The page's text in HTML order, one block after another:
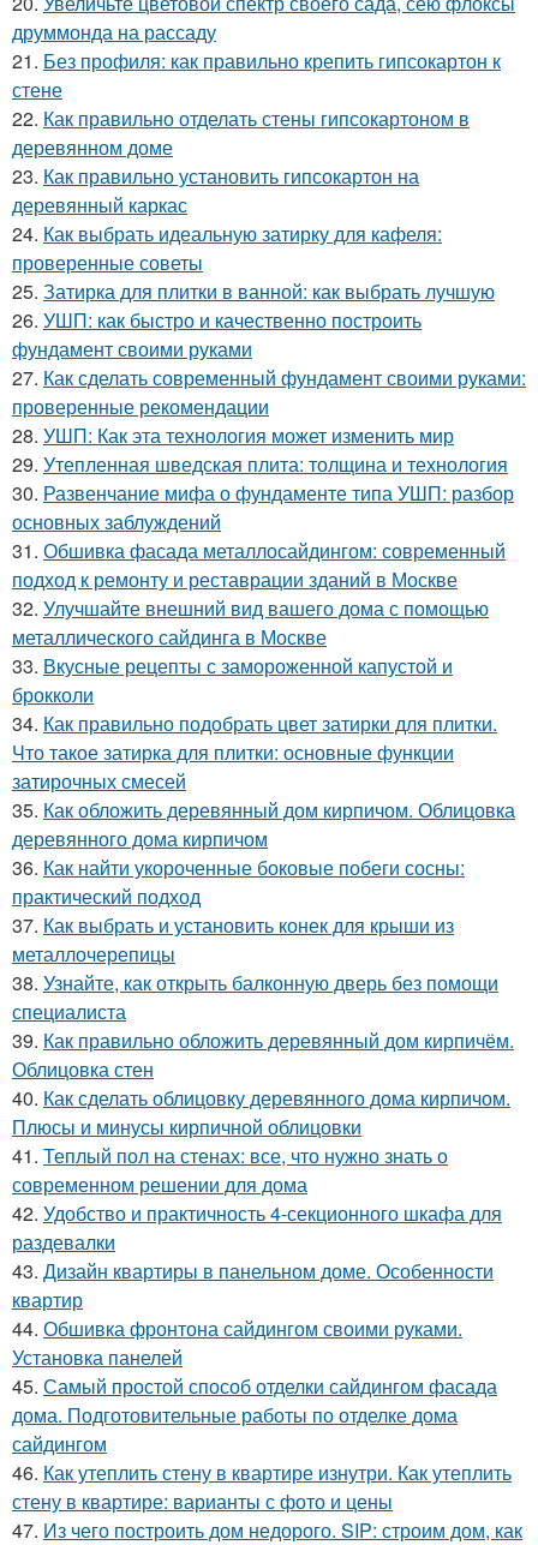
друммонда на рассаду
21. Без профиля: как правильно крепить гипсокартон к
стене
22. Как правильно отделать стены гипсокартоном в
деревянном доме
23. Как правильно установить гипсокартон на
деревянный каркас
24. Как выбрать идеальную затирку для кафеля:
проверенные советы
25. Затирка для плитки в ванной: как выбрать лучшую
26. УШП: как быстро и качественно построить
фундамент своими руками
27. Как сделать современный фундамент своими руками:
проверенные рекомендации
28. УШП: Как эта технология может изменить мир
29. Утепленная шведская плита: толщина и технология
30. Развенчание мифа о фундаменте типа УШП: разбор
основных заблуждений
31. Обшивка фасада металлосайдингом: современный
подход к ремонту и реставрации зданий в Москве
32. Улучшайте внешний вид вашего дома с помощью
металлического сайдинга в Москве
33. Вкусные рецепты с замороженной капустой и
брокколи
34. Как правильно подобрать цвет затирки для плитки.
Что такое затирка для плитки: основные функции
затирочных смесей
35. Как обложить деревянный дом кирпичом. Облицовка
деревянного дома кирпичом
36. Как найти укороченные боковые побеги сосны:
практический подход
37. Как выбрать и установить конек для крыши из
металлочерепицы
38. Узнайте, как открыть балконную дверь без помощи
специалиста
39. Как правильно обложить деревянный дом кирпичём.
Облицовка стен
40. Как сделать облицовку деревянного дома кирпичом.
Плюсы и минусы кирпичной облицовки
41. Теплый пол на стенах: все, что нужно знать о
современном решении для дома
42. Удобство и практичность 4-секционного шкафа для
раздевалки
43. Дизайн квартиры в панельном доме. Особенности
квартир
44. Обшивка фронтона сайдингом своими руками.
Установка панелей
45. Самый простой способ отделки сайдингом фасада
дома. Подготовительные работы по отделке дома
сайдингом
46. Как утеплить стену в квартире изнутри. Как утеплить
стену в квартире: варианты с фото и цены
47. Из чего построить дом недорого. SIP: строим дом, как